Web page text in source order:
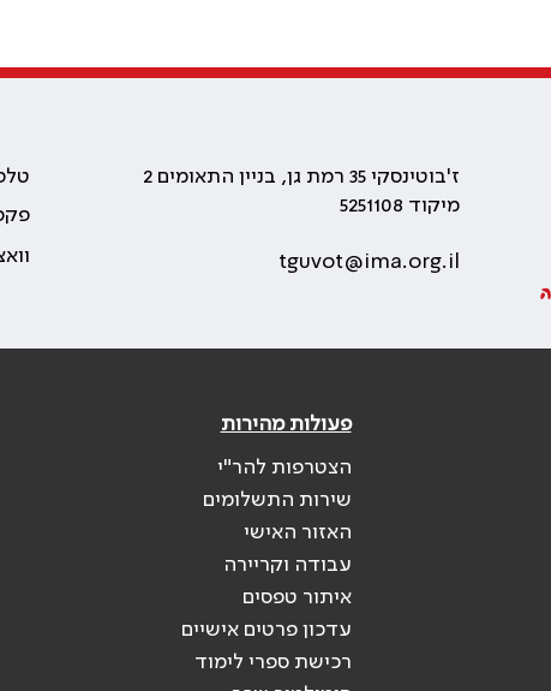
ז'בוטינסקי 35 רמת גן, בניין התאומים 2
מיקוד 5251108
tguvot@ima.org.il
טלפון:
פקס: 03-
פעולות מהירות
הצטרפות להר"י
שירות התשלומים
האזור האישי
עבודה וקריירה
איתור טפסים
עדכון פרטים אישיים
רכישת ספרי לימוד